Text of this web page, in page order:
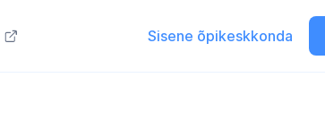
Sisene õpikeskkonda